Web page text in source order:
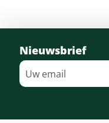
Nieuwsbrief